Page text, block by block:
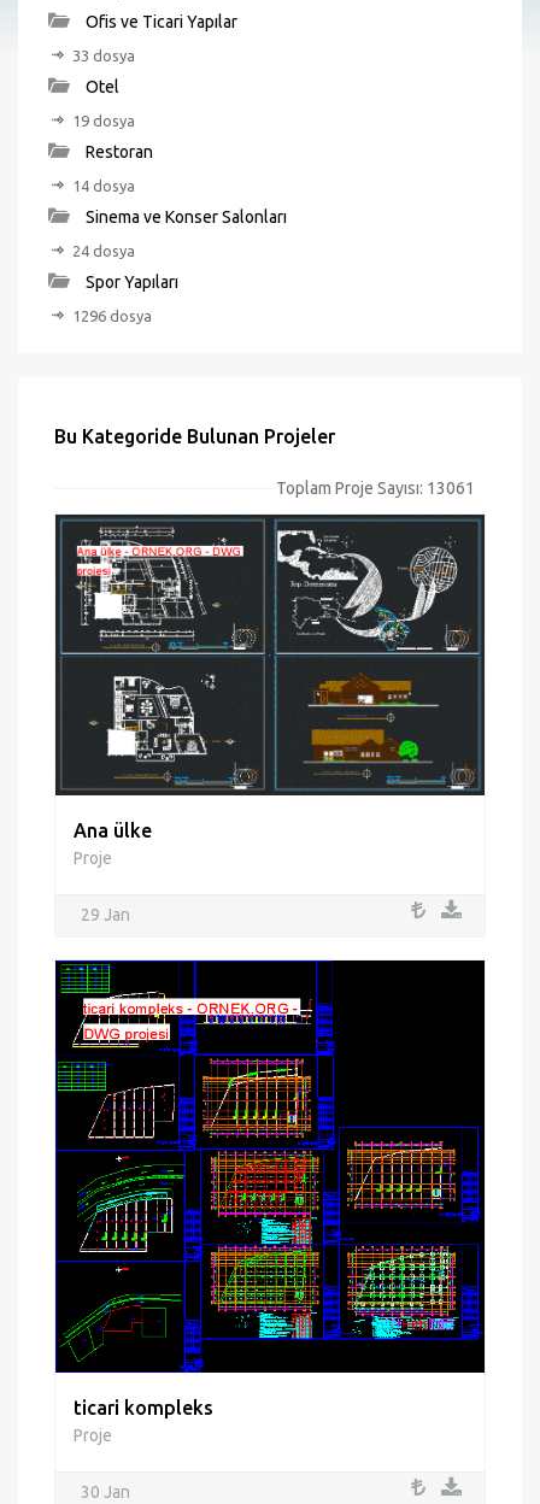
Ofis ve Ticari Yapılar
33 dosya
Otel
19 dosya
Restoran
14 dosya
Sinema ve Konser Salonları
24 dosya
Spor Yapıları
1296 dosya
Bu Kategoride Bulunan Projeler
Toplam Proje Sayısı: 13061
Ana ülke
Proje
29 Jan
ticari kompleks
Proje
30 Jan